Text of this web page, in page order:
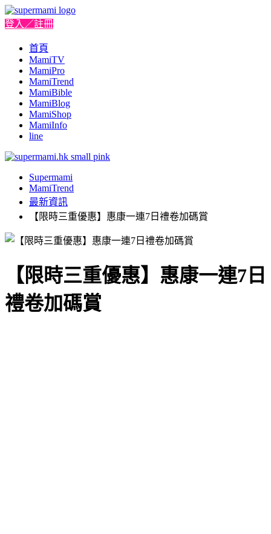
登入／註冊
首頁
MamiTV
MamiPro
MamiTrend
MamiBible
MamiBlog
MamiShop
MamiInfo
line
Supermami
MamiTrend
最新資訊
【限時三重優惠】惠康一連7日禮卷加碼賞
【限時三重優惠】惠康一連7日
禮卷加碼賞